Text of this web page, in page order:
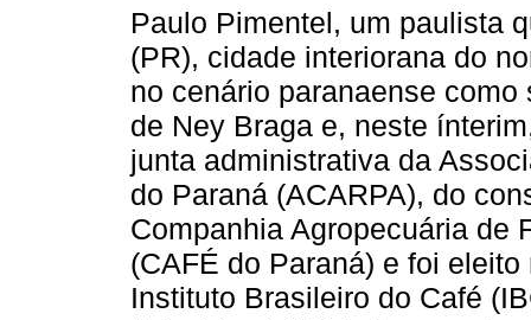
Paulo Pimentel, um paulista
(PR), cidade interiorana do
no cenário paranaense
de Ney Braga e, neste
junta administrativa da
do Paraná (ACARPA), do
Companhia Agropecuária de
(CAFÉ do Paraná) e foi
Instituto Brasileiro do Café